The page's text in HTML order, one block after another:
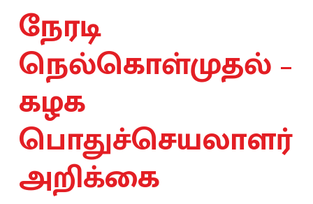
நேரடி
நெல்கொள்முதல் –
கழக
பொதுச்செயலாளர்
அறிக்கை